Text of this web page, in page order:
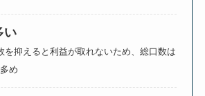
い
を抑えると利益が取れないため、総口数は
め